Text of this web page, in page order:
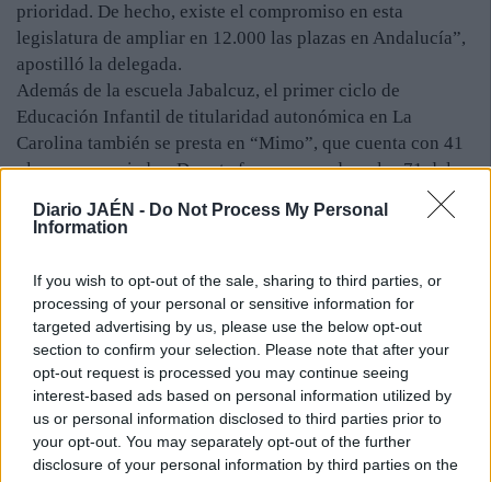
Diario JAÉN - Do Not Process My Personal
Information
If you wish to opt-out of the sale, sharing to third parties, or
processing of your personal or sensitive information for
targeted advertising by us, please use the below opt-out
section to confirm your selection. Please note that after your
opt-out request is processed you may continue seeing
interest-based ads based on personal information utilized by
us or personal information disclosed to third parties prior to
your opt-out. You may separately opt-out of the further
disclosure of your personal information by third parties on the
prioridad. De hecho, existe el compromiso en esta
legislatura de ampliar en 12.000 las plazas en Andalucía”,
apostilló la delegada.
Además de la escuela Jabalcuz, el primer ciclo de
Educación Infantil de titularidad autonómica en La
Carolina también se presta en “Mimo”, que cuenta con 41
plazas conveniadas. De esta forma, sumadas a las 71 del
“Jabalcuz”, el municipio cuenta con una oferta de 112
plazas financiadas con recursos públicos, a las que el
calendario. Entre el pasado día 1 de septiembre y el 30 de
junio de 2016 se establece la duración del curso
académico fijado por la Delegación de Educación. Sin
embargo, el periodo comprendido entre el primero de este
mes y el inicio del periodo lectivo se dedicará a la
organización de actividades para la planificación del
curso. De esta forma, los profesores se centrarán en la
programación de las enseñanzas o la coordinación